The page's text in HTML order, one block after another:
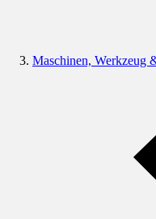
Maschinen, Werkzeug